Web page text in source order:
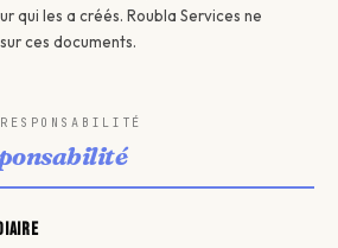
qui les a créés. Roubla Services ne
ces documents.